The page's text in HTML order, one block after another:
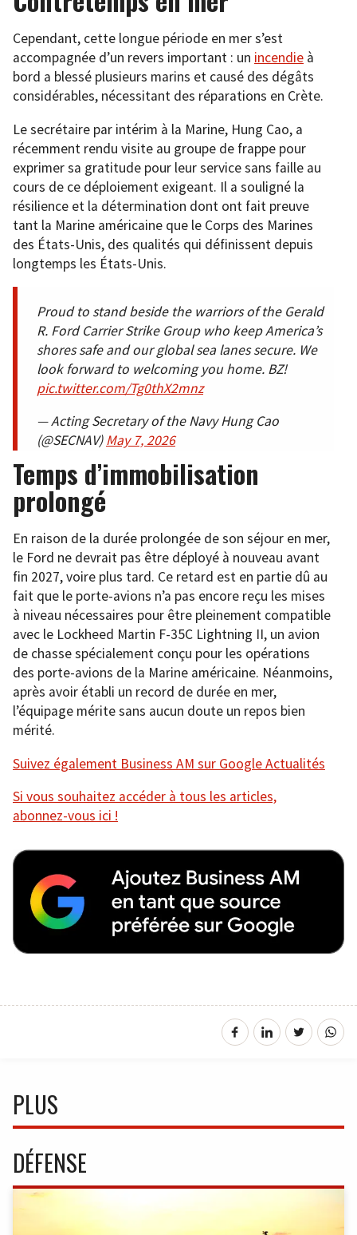
Cependant, cette longue période en mer s’est
accompagnée d’un revers important : un incendie à
bord a blessé plusieurs marins et causé des dégâts
considérables, nécessitant des réparations en Crète.
Le secrétaire par intérim à la Marine, Hung Cao, a
récemment rendu visite au groupe de frappe pour
exprimer sa gratitude pour leur service sans faille au
cours de ce déploiement exigeant. Il a souligné la
résilience et la détermination dont ont fait preuve
tant la Marine américaine que le Corps des Marines
des États-Unis, des qualités qui définissent depuis
longtemps les États-Unis.
Proud to stand beside the warriors of the Gerald
R. Ford Carrier Strike Group who keep America’s
shores safe and our global sea lanes secure. We
look forward to welcoming you home. BZ!
pic.twitter.com/Tg0thX2mnz
— Acting Secretary of the Navy Hung Cao
(@SECNAV)May 7, 2026
Temps d’immobilisation
prolongé
En raison de la durée prolongée de son séjour en mer,
le Ford ne devrait pas être déployé à nouveau avant
fin 2027, voire plus tard. Ce retard est en partie dû au
fait que le porte-avions n’a pas encore reçu les mises
à niveau nécessaires pour être pleinement compatible
avec le Lockheed Martin F-35C Lightning II, un avion
de chasse spécialement conçu pour les opérations
des porte-avions de la Marine américaine. Néanmoins,
après avoir établi un record de durée en mer,
l’équipage mérite sans aucun doute un repos bien
mérité.
Suivez également Business AM sur Google Actualités
Si vous souhaitez accéder à tous les articles,
abonnez-vous ici !
PLUS
DÉFENSE